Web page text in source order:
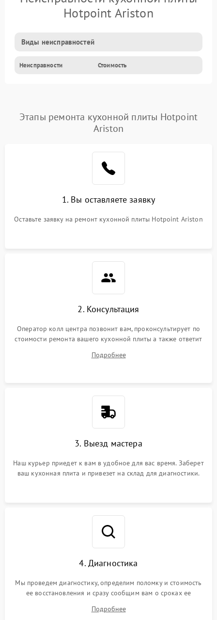
Hotpoint Ariston
Виды неисправностей
Неисправности Стоимость
Этапы ремонта кухонной плиты Hotpoint
Ariston
1. Вы оставляете заявку
Оставьте заявку на ремонт кухонной плиты Hotpoint Ariston
2. Консультация
Оператор колл центра позвонит вам, проконсультирует по
стоимости ремонта вашего кухонной плиты а также ответит
Подробнее
3. Выезд мастера
Наш курьер приедет к вам в удобное для вас время. Заберет
ваш кухонная плита и привезет на склад для диагностики.
4. Диагностика
Мы проведем диагностику, определим поломку и стоимость
ее восстановления и сразу сообщим вам о сроках ее
Подробнее